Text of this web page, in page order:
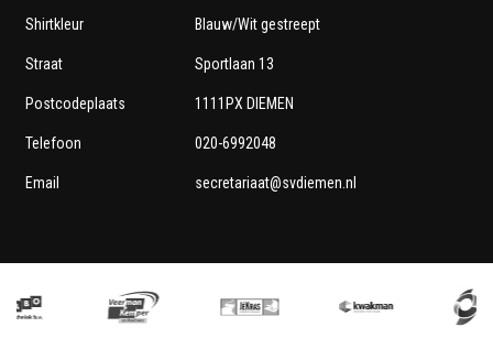
Shirtkleur Blauw/Wit gestreept
Straat Sportlaan 13
Postcodeplaats 1111PX DIEMEN
Telefoon 020-6992048
Email secretariaat@svdiemen.nl